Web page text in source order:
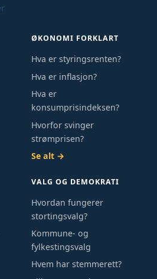
ØKONOMI FORKLART
Hva er styringsrenten?
Hva er inflasjon?
Hva er
konsumprisindeksen?
Hvorfor svinger
strømprisen?
Se alt →
VALG OG DEMOKRATI
Hvordan fungerer
stortingsvalg?
Kommune- og
fylkestingsvalg
Hvem har stemmerett?